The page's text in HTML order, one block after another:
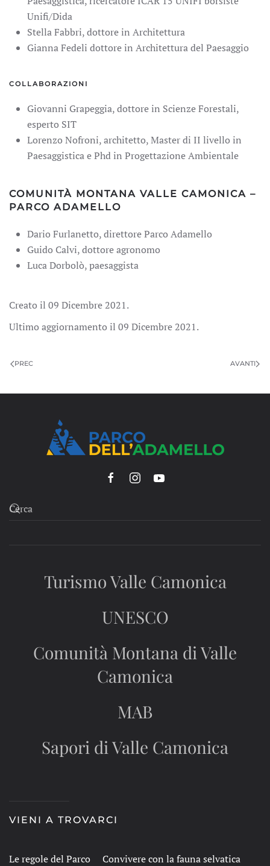
Unifi/Dida
Stella Fabbri, dottore in Architettura
Gianna Fedeli dottore in Architettura del Paesaggio
COLLABORAZIONI
Giovanni Grapeggia, dottore in Scienze Forestali,
esperto SIT
Lorenzo Nofroni, architetto, Master di II livello in
Paesaggistica e Phd in Progettazione Ambientale
COMUNITÀ MONTANA VALLE CAMONICA –
PARCO ADAMELLO
Dario Furlanetto, direttore Parco Adamello
Guido Calvi, dottore agronomo
Luca Dorbolò, paesaggista
Creato il 09 Dicembre 2021.
Ultimo aggiornamento il 09 Dicembre 2021.
PREC AVANTI
Turismo Valle Camonica
UNESCO
Comunità Montana di Valle
Camonica
MAB
Sapori di Valle Camonica
VIENI A TROVARCI
Le regole del Parco
Convivere con la fauna selvatica